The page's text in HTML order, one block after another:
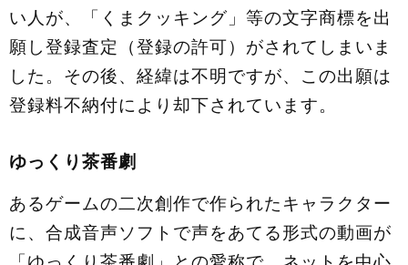
い人が、「くまクッキング」等の文字商標を出
願し登録査定（登録の許可）がされてしまいま
した。その後、経緯は不明ですが、この出願は
登録料不納付により却下されています。
ゆっくり茶番劇
あるゲームの二次創作で作られたキャラクター
に、合成音声ソフトで声をあてる形式の動画が